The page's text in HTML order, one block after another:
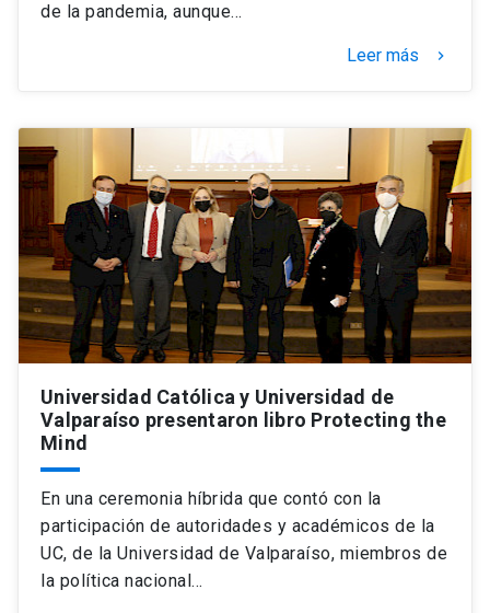
de la pandemia, aunque…
Leer más keyboard_arrow_right
Universidad Católica y Universidad de
Valparaíso presentaron libro Protecting the
Mind
En una ceremonia híbrida que contó con la
participación de autoridades y académicos de la
UC, de la Universidad de Valparaíso, miembros de
la política nacional…